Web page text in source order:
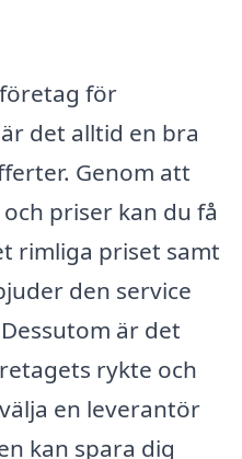
för
det alltid en bra
Genom att
priser kan du få
rimliga priset samt
den service
är det
rykte och
en leverantör
kan spara dig